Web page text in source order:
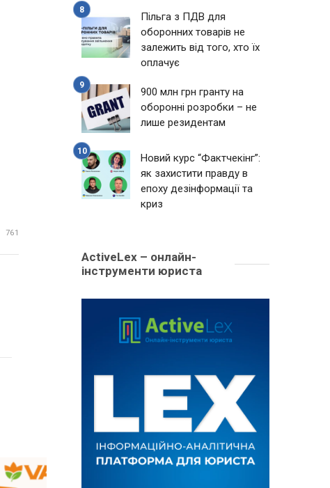
761
Пільга з ПДВ для
оборонних товарів не
залежить від того, хто їх
оплачує
900 млн грн гранту на
оборонні розробки – не
лише резидентам
Новий курс “Фактчекінг”:
як захистити правду в
епоху дезінформації та
криз
ActiveLex – онлайн-
інструменти юриста